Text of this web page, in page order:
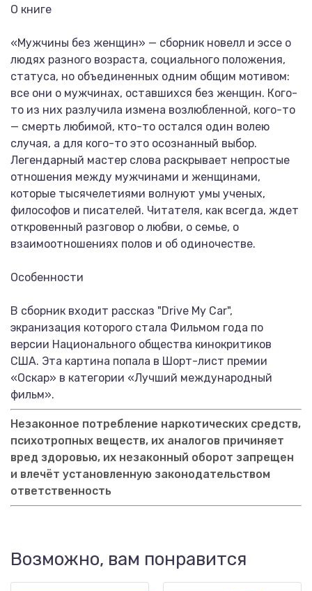
О книге
«Мужчины без женщин» — сборник новелл и эссе о
людях разного возраста, социального положения,
статуса, но объединенных одним общим мотивом:
все они о мужчинах, оставшихся без женщин. Кого-
то из них разлучила измена возлюбленной, кого-то
— смерть любимой, кто-то остался один волею
случая, а для кого-то это осознанный выбор.
Легендарный мастер слова раскрывает непростые
отношения между мужчинами и женщинами,
которые тысячелетиями волнуют умы ученых,
философов и писателей. Читателя, как всегда, ждет
откровенный разговор о любви, о семье, о
взаимоотношениях полов и об одиночестве.
Особенности
В сборник входит рассказ "Drive My Car",
экранизация которого стала Фильмом года по
версии Национального общества кинокритиков
США. Эта картина попала в Шорт-лист премии
«Оскар» в категории «Лучший международный
фильм».
Незаконное потребление наркотических средств,
психотропных веществ, их аналогов причиняет
вред здоровью, их незаконный оборот запрещен
и влечёт установленную законодательством
ответственность
Возможно, вам понравится